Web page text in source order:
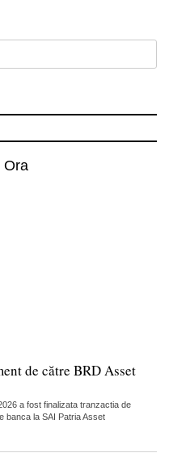
Ora
de către BRD Asset
a fost finalizata tranzactia de
banca la SAI Patria Asset